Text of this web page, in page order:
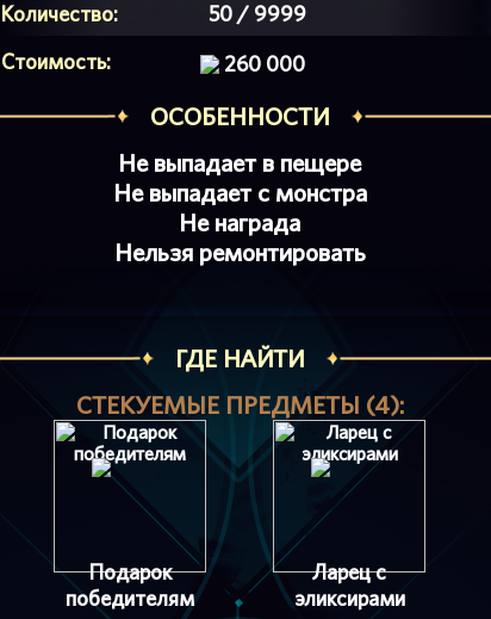
Количество:
50 / 9999
Стоимость:
260 000
ОСОБЕННОСТИ
Не выпадает в пещере
Не выпадает с монстра
Не награда
Нельзя ремонтировать
ГДЕ НАЙТИ
СТЕКУЕМЫЕ ПРЕДМЕТЫ (4):
Подарок
победителям
Ларец с
эликсирами